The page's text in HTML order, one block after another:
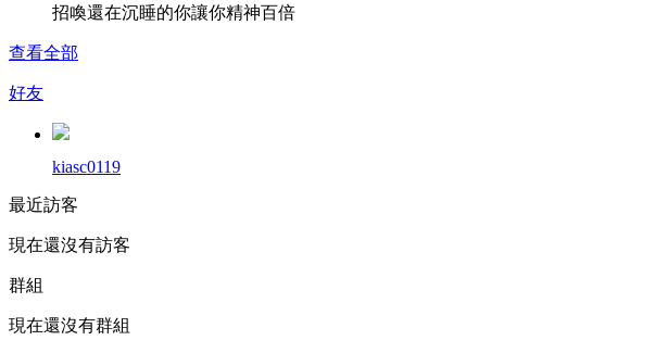
招喚還在沉睡的你讓你精神百倍
查看全部
好友
kiasc0119
最近訪客
現在還沒有訪客
群組
現在還沒有群組